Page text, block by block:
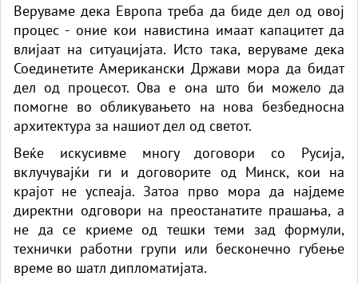
Веруваме дека Европа треба да биде дел од овој
процес - оние кои навистина имаат капацитет да
влијаат на ситуацијата. Исто така, веруваме дека
Соединетите Американски Држави мора да бидат
дел од процесот. Ова е она што би можело да
помогне во обликувањето на нова безбедносна
архитектура за нашиот дел од светот.
Веќе искусивме многу договори со Русија,
вклучувајќи ги и договорите од Минск, кои на
крајот не успеаја. Затоа прво мора да најдеме
директни одговори на преостанатите прашања, а
не да се криеме од тешки теми зад формули,
технички работни групи или бесконечно губење
време во шатл дипломатијата.